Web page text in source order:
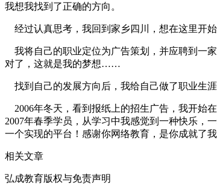
我想我找到了正确的方向。
经过认真思考，我回到家乡四川，想在这里开始
我将自己的职业定位为广告策划，并应聘到一
对了，这就是我的梦想……
找到自己的发展方向后，我给自己做了职业生
2006年冬天，看到报纸上的招生广告，我开始
2007年春季学员，从学习中我感觉到一种快乐，
一个实现的平台！感谢你网络教育，是你成就了
相关文章
弘成教育版权与免责声明